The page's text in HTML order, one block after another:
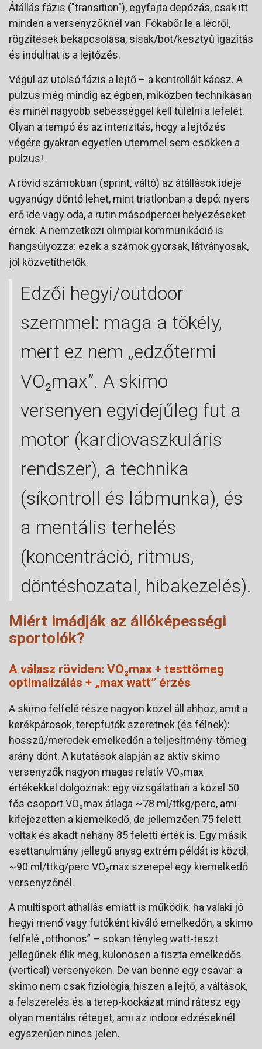
Átállás fázis ("transition"), egyfajta depózás, csak itt
minden a versenyzőknél van. Fókabőr le a lécről,
rögzítések bekapcsolása, sisak/bot/kesztyű igazítás
és indulhat is a lejtőzés.
Végül az utolsó fázis a lejtő – a kontrollált káosz. A
pulzus még mindig az égben, miközben technikásan
és minél nagyobb sebességgel kell túlélni a lefelét.
Olyan a tempó és az intenzitás, hogy a lejtőzés
végére gyakran egyetlen ütemmel sem csökken a
pulzus!
A rövid számokban (sprint, váltó) az átállások ideje
ugyanúgy döntő lehet, mint triatlonban a depó: nyers
erő ide vagy oda, a rutin másodpercei helyezéseket
érnek. A nemzetközi olimpiai kommunikáció is
hangsúlyozza: ezek a számok gyorsak, látványosak,
jól közvetíthetők.
Edzői hegyi/outdoor
szemmel: maga a tökély,
mert ez nem „edzőtermi
VO₂max”. A skimo
versenyen egyidejűleg fut a
motor (kardiovaszkuláris
rendszer), a technika
(síkontroll és lábmunka), és
a mentális terhelés
(koncentráció, ritmus,
döntéshozatal, hibakezelés).
Miért imádják az állóképességi
sportolók?
A válasz röviden: VO₂max + testtömeg
optimalizálás + „max watt” érzés
A skimo felfelé része nagyon közel áll ahhoz, amit a
kerékpárosok, terepfutók szeretnek (és félnek):
hosszú/meredek emelkedőn a teljesítmény-tömeg
arány dönt. A kutatások alapján az aktív skimo
versenyzők nagyon magas relatív VO₂max
értékekkel dolgoznak: egy vizsgálatban a közel 50
fős csoport VO₂max átlaga ~78 ml/ttkg/perc, ami
kifejezetten a kiemelkedő, de jellemzően 75 felett
voltak és akadt néhány 85 feletti érték is. Egy másik
esettanulmány jellegű anyag extrém példát is közöl:
~90 ml/ttkg/perc VO₂max szerepel egy kiemelkedő
versenyzőnél.
A multisport áthallás emiatt is működik: ha valaki jó
hegyi menő vagy futóként kiváló emelkedőn, a skimo
felfelé „otthonos” – sokan tényleg watt-teszt
jellegűnek élik meg, különösen a tiszta emelkedős
(vertical) versenyeken. De van benne egy csavar: a
skimo nem csak fiziológia, hiszen a lejtő, a váltások,
a felszerelés és a terep-kockázat mind rátesz egy
olyan mentális réteget, ami az indoor edzéseknél
egyszerűen nincs jelen.